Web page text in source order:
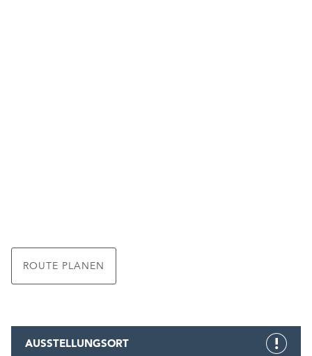
ROUTE PLANEN
AUSSTELLUNGSORT